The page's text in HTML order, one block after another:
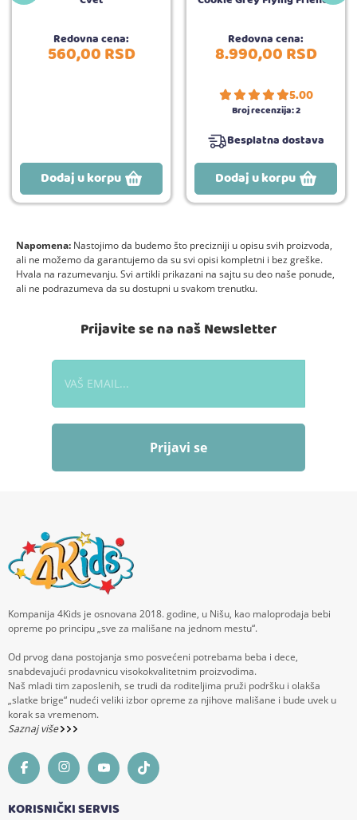
Redovna cena:
560,00RSD
Dodaj u korpu
Redovna cena:
8.990,00RSD
5.00
Broj recenzija:2
Besplatna dostava
Dodaj u korpu
Napomena: Nastojimo da budemo što precizniji u opisu svih proizvoda,
ali ne možemo da garantujemo da su svi opisi kompletni i bez greške.
Hvala na razumevanju. Svi artikli prikazani na sajtu su deo naše ponude,
ali ne podrazumeva da su dostupni u svakom trenutku.
Prijavite se na naš Newsletter
Prijavi se
Kompanija 4Kids je osnovana 2018. godine, u Nišu, kao maloprodaja bebi
opreme po principu „sve za mališane na jednom mestu“.
Od prvog dana postojanja smo posvećeni potrebama beba i dece,
snabdevajući prodavnicu visokokvalitetnim proizvodima.
Naš mladi tim zaposlenih, se trudi da roditeljima pruži podršku i olakša
„slatke brige“ nudeći veliki izbor opreme za njihove mališane i bude uvek u
korak sa vremenom.
Saznaj više
KORISNIČKI SERVIS